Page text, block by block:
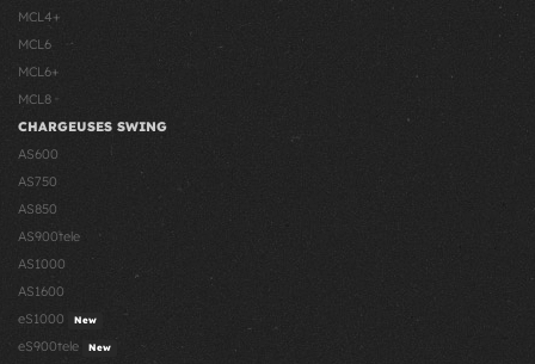
MCL4+
MCL6
MCL6+
MCL8
CHARGEUSES SWING
AS600
AS750
AS850
AS900tele
AS1000
AS1600
eS1000
New
eS900tele New